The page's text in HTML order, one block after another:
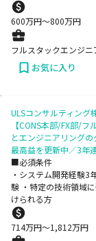
600万円〜800万円
フルスタックエンジニ
お気に入り
ULSコンサルティング
【CONS本部/FX部/
とエンジニアリング
最高益を更新中／3年
■必須条件
・システム開発経験3
験 ・特定の技術領域
けられる方
714万円〜1,812万円